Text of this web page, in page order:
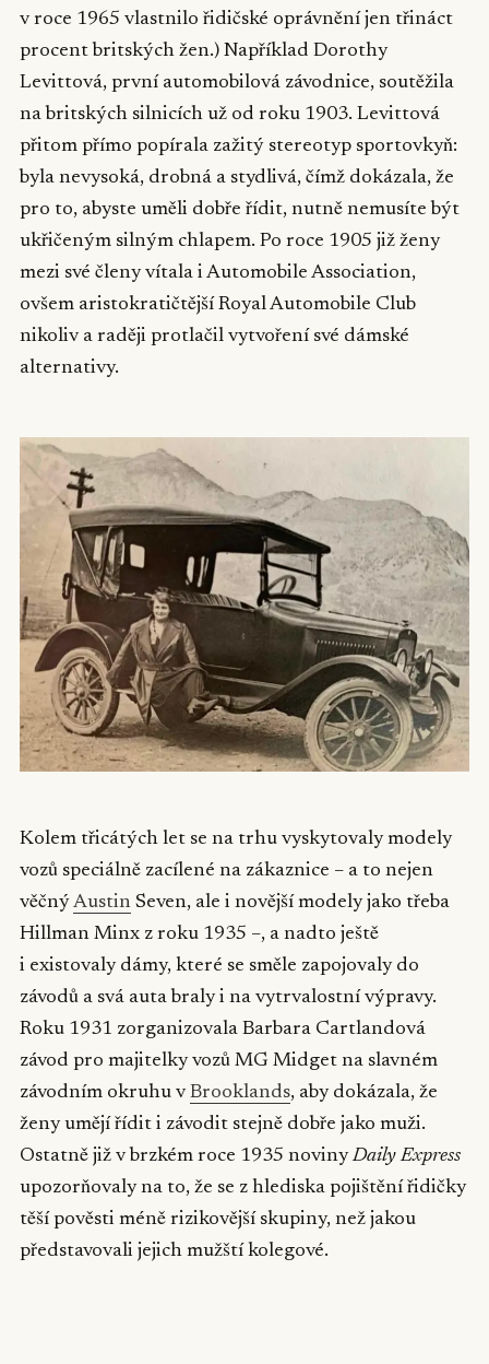
v roce 1965 vlastnilo řidičské oprávnění jen třináct
procent britských žen.) Například Dorothy
Levittová, první automobilová závodnice, soutěžila
na britských silnicích už od roku 1903. Levittová
přitom přímo popírala zažitý stereotyp sportovkyň:
byla nevysoká, drobná a stydlivá, čímž dokázala, že
pro to, abyste uměli dobře řídit, nutně nemusíte být
ukřičeným silným chlapem. Po roce 1905 již ženy
mezi své členy vítala i Automobile Association,
ovšem aristokratičtější Royal Automobile Club
nikoliv a raději protlačil vytvoření své dámské
alternativy.
Kolem třicátých let se na trhu vyskytovaly modely
vozů speciálně zacílené na zákaznice – a to nejen
věčnýAustin Seven, ale i novější modely jako třeba
Hillman Minx z roku 1935 –, a nadto ještě
i existovaly dámy, které se směle zapojovaly do
závodů a svá auta braly i na vytrvalostní výpravy.
Roku 1931 zorganizovala Barbara Cartlandová
závod pro majitelky vozů MG Midget na slavném
závodním okruhu v Brooklands, aby dokázala, že
ženy umějí řídit i závodit stejně dobře jako muži.
Ostatně již v brzkém roce 1935 novinyDaily Express
upozorňovaly na to, že se z hlediska pojištění řidičky
těší pověsti méně rizikovější skupiny, než jakou
představovali jejich mužští kolegové.